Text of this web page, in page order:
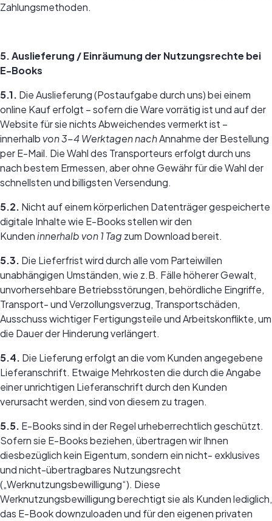
Zahlungsmethoden.
5. Auslieferung / Einräumung der Nutzungsrechte bei
E-Books
5.1. Die Auslieferung (Postaufgabe durch uns) bei einem
online Kauf erfolgt – sofern die Ware vorrätig ist und auf der
Website für sie nichts Abweichendes vermerkt ist –
innerhalb von 3-4 Werktagen nachAnnahme der Bestellung
per E-Mail. Die Wahl des Transporteurs erfolgt durch uns
nach bestem Ermessen, aber ohne Gewähr für die Wahl der
schnellsten und billigsten Versendung.
5.2. Nicht auf einem körperlichen Datenträger gespeicherte
digitale Inhalte wie E-Books stellen wir den
Kundeninnerhalb von 1 Tag zum Download bereit.
5.3. Die Lieferfrist wird durch alle vom Parteiwillen
unabhängigen Umständen, wie z.B. Fälle höherer Gewalt,
unvorhersehbare Betriebsstörungen, behördliche Eingriffe,
Transport- und Verzollungsverzug, Transportschäden,
Ausschuss wichtiger Fertigungsteile und Arbeitskonflikte, um
die Dauer der Hinderung verlängert.
5.4. Die Lieferung erfolgt an die vom Kunden angegebene
Lieferanschrift. Etwaige Mehrkosten die durch die Angabe
einer unrichtigen Lieferanschrift durch den Kunden
verursacht werden, sind von diesem zu tragen.
5.5. E-Books sind in der Regel urheberrechtlich geschützt.
Sofern sie E-Books beziehen, übertragen wir Ihnen
diesbezüglich kein Eigentum, sondern ein nicht- exklusives
und nicht-übertragbares Nutzungsrecht
(„Werknutzungsbewilligung“). Diese
Werknutzungsbewilligung berechtigt sie als Kunden lediglich,
das E-Book downzuloaden und für den eigenen privaten